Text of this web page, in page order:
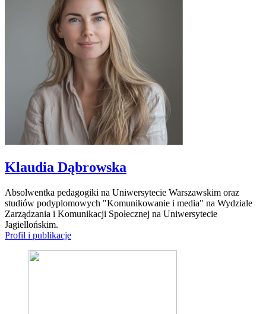
Klaudia Dąbrowska
Absolwentka pedagogiki na Uniwersytecie Warszawskim oraz
studiów podyplomowych "Komunikowanie i media" na Wydziale
Zarządzania i Komunikacji Społecznej na Uniwersytecie
Jagiellońskim.
Profil i publikacje